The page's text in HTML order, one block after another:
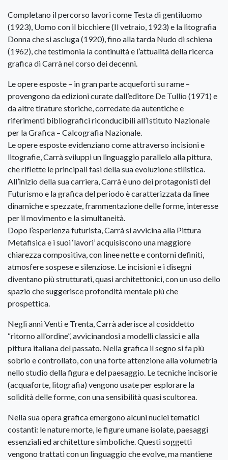
Completano il percorso lavori come Testa di gentiluomo
(1923), Uomo con il bicchiere (Il vetraio, 1923) e la litografia
Donna che si asciuga (1920), fino alla tarda Nudo di schiena
(1962), che testimonia la continuità e l’attualità della ricerca
grafica di Carrà nel corso dei decenni.
Le opere esposte – in gran parte acqueforti su rame –
provengono da edizioni curate dall’editore De Tullio (1971) e
da altre tirature storiche, corredate da autentiche e
riferimenti bibliografici riconducibili all’Istituto Nazionale
per la Grafica – Calcografia Nazionale.
Le opere esposte evidenziano come attraverso incisioni e
litografie, Carrà sviluppi un linguaggio parallelo alla pittura,
che riflette le principali fasi della sua evoluzione stilistica.
All’inizio della sua carriera, Carrà è uno dei protagonisti del
Futurismo e la grafica del periodo è caratterizzata da linee
dinamiche e spezzate, frammentazione delle forme, interesse
per il movimento e la simultaneità.
Dopo l’esperienza futurista, Carrà si avvicina alla Pittura
Metafisica e i suoi ‘lavori’ acquisiscono una maggiore
chiarezza compositiva, con linee nette e contorni definiti,
atmosfere sospese e silenziose. Le incisioni e i disegni
diventano più strutturati, quasi architettonici, con un uso dello
spazio che suggerisce profondità mentale più che
prospettica.
Negli anni Venti e Trenta, Carrà aderisce al cosiddetto
“ritorno all’ordine”, avvicinandosi a modelli classici e alla
pittura italiana del passato. Nella grafica il segno si fa più
sobrio e controllato, con una forte attenzione alla volumetria
nello studio della figura e del paesaggio. Le tecniche incisorie
(acquaforte, litografia) vengono usate per esplorare la
solidità delle forme, con una sensibilità quasi scultorea.
Nella sua opera grafica emergono alcuni nuclei tematici
costanti: le nature morte, le figure umane isolate, paesaggi
essenziali ed architetture simboliche. Questi soggetti
vengono trattati con un linguaggio che evolve, ma mantiene